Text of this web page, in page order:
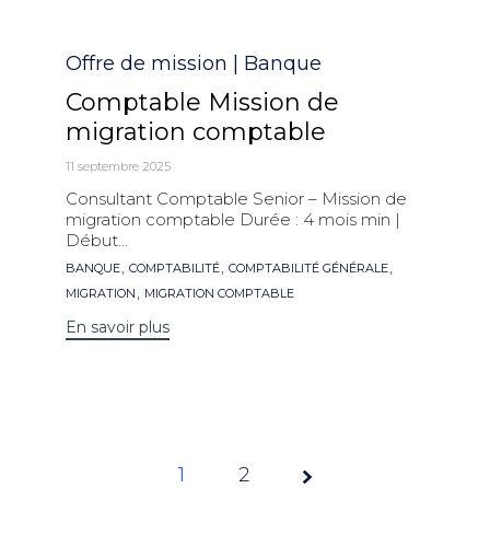
Catégorie
Offre de mission | Banque
Comptable Mission de
migration comptable
11 septembre 2025
Consultant Comptable Senior – Mission de
migration comptable Durée : 4 mois min |
Début...
Mots
clés
BANQUE, COMPTABILITÉ, COMPTABILITÉ GÉNÉRALE,
MIGRATION , MIGRATION COMPTABLE
En savoir plus
Page
1 2